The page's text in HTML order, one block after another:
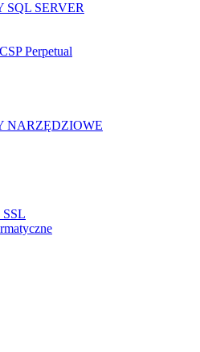
SQL SERVER
Perpetual
NARZĘDZIOWE